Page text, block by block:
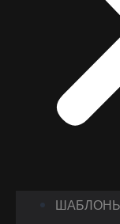
ШАБЛОНЫ